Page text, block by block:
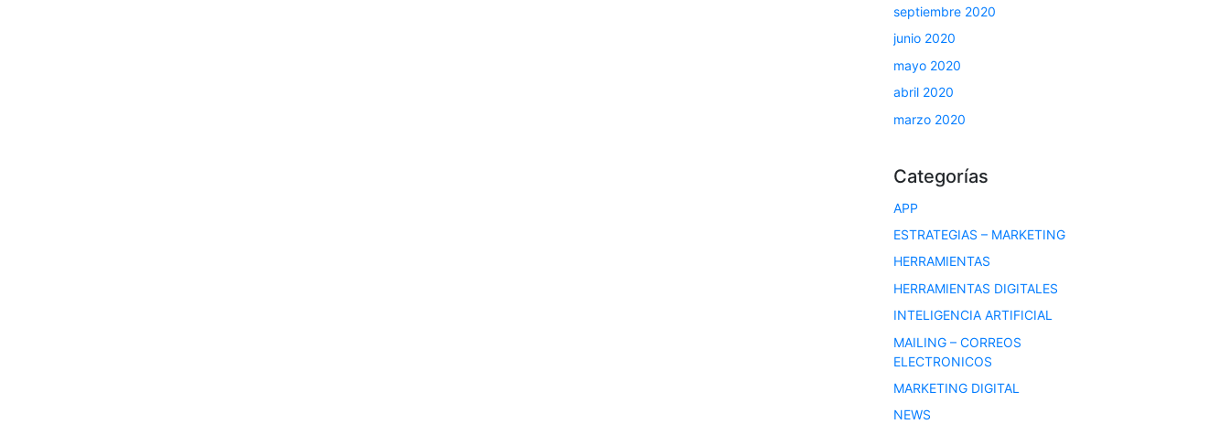
septiembre 2020
junio 2020
mayo 2020
abril 2020
marzo 2020
Categorías
APP
ESTRATEGIAS – MARKETING
HERRAMIENTAS
HERRAMIENTAS DIGITALES
INTELIGENCIA ARTIFICIAL
MAILING – CORREOS
ELECTRONICOS
MARKETING DIGITAL
NEWS